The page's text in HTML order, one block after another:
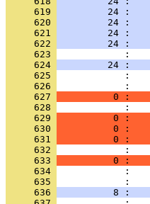
     619
24 :
     620
24 :
     621
24 :
     622
24 :
     623
     624
24 :
     625
     626
     627
0 :
     628
     629
0 :
     630
0 :
     631
0 :
     632
     633
0 :
     634
     635
     636
8 :